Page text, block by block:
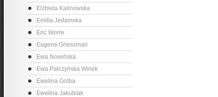
Elżbieta Kalinowska
Emilia Jedamska
Eric Worre
Eugene Griessman
Ewa Nowińska
Ewa Pałczyńska Winek
Ewelina Golba
Ewelina Jakubiak